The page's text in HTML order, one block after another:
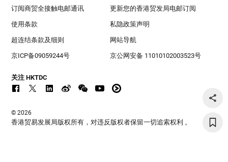
订阅商贸全接触电邮通讯 更新您的香港贸发局电邮订阅
使用条款 私隐政策声明
超连结条款及细则 网站导航
京ICP备09059244号 京公网安备 11010102003523号
关注 HKTDC
© 2026
香港贸易发展局版权所有，对违反版权者保留一切追索权利 。